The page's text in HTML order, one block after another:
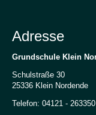
Adresse
Grundschule Klein
Schulstraße 30
25336 Klein Nordende
Telefon: 04121 - 263350